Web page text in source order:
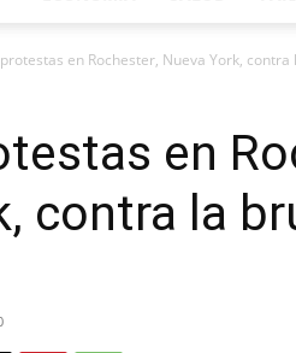
en Rochester, Nueva York,
en
contra la